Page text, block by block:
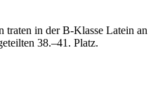
in der B-Klasse Latein an
38.–41. Platz.